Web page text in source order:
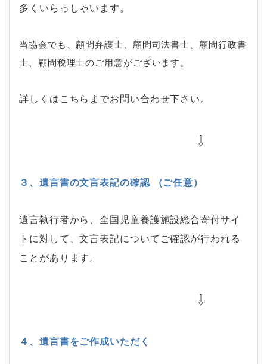
多くいらっしゃいます。
当協会でも、顧問弁護士、顧問司法書士、顧問行政書
士、顧問税理士のご用意がございます。
詳しくはこちらまでお問い合わせ下さい。
⇩
３、遺言書の文言表記の確認 （ご任意）
遺言執行者から、全国児童養護施設総合寄付サイ
トに対して、文言表記についてご確認が行われる
ことがあります。
⇩
４、遺言書をご作成いただく